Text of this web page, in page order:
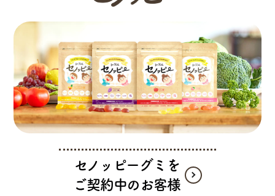
セノッピーグミを
ご契約中のお客様